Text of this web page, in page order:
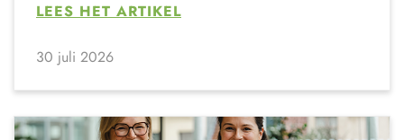
LEES HET ARTIKEL
30 juli 2026